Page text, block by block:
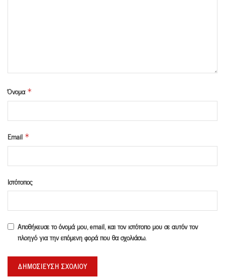
Όνομα *
Email *
Ιστότοπος
Αποθήκευσε το όνομά μου, email, και τον ιστότοπο μου σε αυτόν τον
πλοηγό για την επόμενη φορά που θα σχολιάσω.